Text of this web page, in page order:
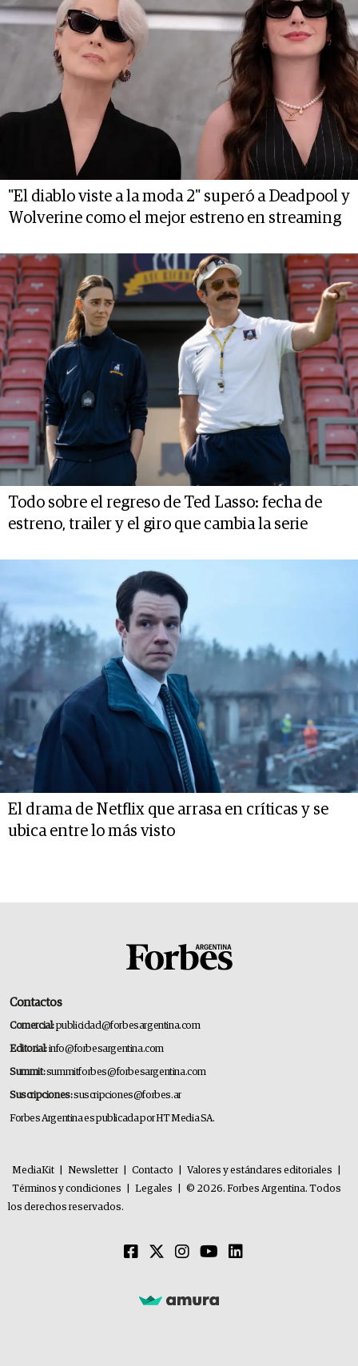
"El diablo viste a la moda 2" superó a Deadpool y
Wolverine como el mejor estreno en streaming
Todo sobre el regreso de Ted Lasso: fecha de
estreno, trailer y el giro que cambia la serie
El drama de Netflix que arrasa en críticas y se
ubica entre lo más visto
Contactos
Comercial:publicidad@forbesargentina.com
Editorial:info@forbesargentina.com
Summit:summitforbes@forbesargentina.com
Suscripciones:suscripciones@forbes.ar
Forbes Argentina es publicada por HT Media SA.
MediaKit Newsletter Contacto Valores y estándares editoriales
Términos y condiciones
Legales
© 2026. Forbes Argentina. Todos
los derechos reservados.